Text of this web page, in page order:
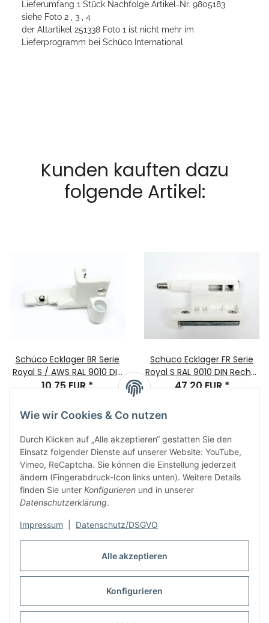
Alle akzeptieren
Konfigurieren
Wie wir Cookies & Co nutzen
Durch Klicken auf „Alle akzeptieren“ gestatten Sie den
Einsatz folgender Dienste auf unserer Website: YouTube,
Vimeo, ReCaptcha. Sie können die Einstellung jederzeit
ändern (Fingerabdruck-Icon links unten). Weitere Details
finden Sie unter Konfigurieren und in unserer
Datenschutzerklärung.
Impressum Datenschutz/DSGVO
Lieferumfang 1 Stück Nachfolge Artikel-Nr. 9805183
siehe Foto 2 , 3 , 4
der Altartikel 251338 Foto 1 ist nicht mehr im
Lieferprogramm bei Schüco International
Kunden kauften dazu
folgende Artikel:
Schüco Ecklager BR Serie
Royal S / AWS RAL 9010 DIN
Rechts Bauteilnr. 219846
10,75 EUR*
Schüco Ecklager FR Serie
Royal S RAL 9010 DIN Rechts
Bauteilnr. 219930
47,20 EUR*
Informationen
Rechtliches
Vertrag widerrufen